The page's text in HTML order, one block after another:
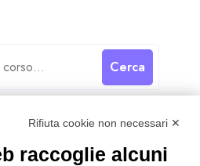
Cerca
Rifiuta cookie non necessari ✕
raccoglie alcuni